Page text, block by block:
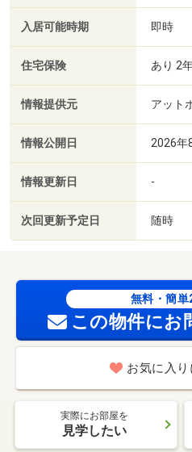
入居可能時期 即時
住宅保険 あり 2
情報提供元 アット
情報公開日 2026年
情報更新日 -
次回更新予定日 随時
無料・簡単
この物件にお
お気に入
実際にお部屋を
見学したい